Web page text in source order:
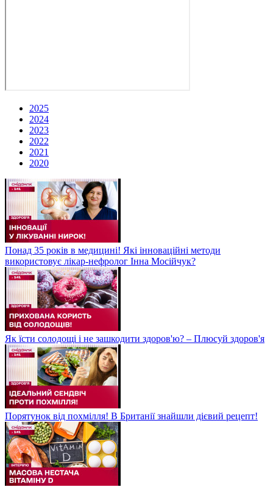
2025
2024
2023
2022
2021
2020
Понад 35 років в медицині! Які інноваційні методи
використовує лікар-нефролог Інна Мосійчук?
Як їсти солодощі і не зашкодити здоров'ю? – Плюсуй здоров'я
Порятунок від похмілля! В Британії знайшли дієвий рецепт!